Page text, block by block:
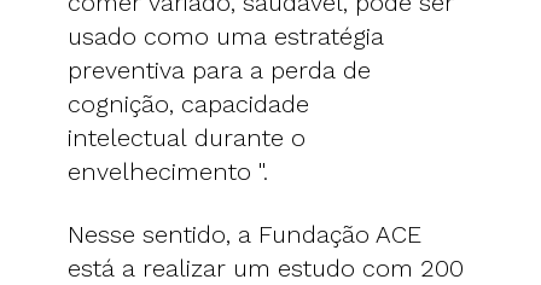
usado como uma estratégia
preventiva para a perda de
cognição, capacidade
intelectual durante o
envelhecimento ".
Nesse sentido, a Fundação ACE
está a realizar um estudo com 200